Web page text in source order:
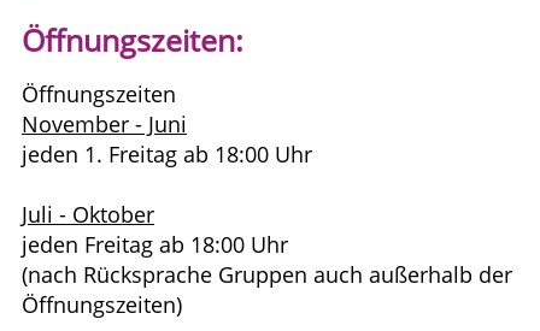
Öffnungszeiten:
Öffnungszeiten
November - Juni
jeden 1. Freitag ab 18:00 Uhr
Juli - Oktober
jeden Freitag ab 18:00 Uhr
(nach Rücksprache Gruppen auch außerhalb der
Öffnungszeiten)